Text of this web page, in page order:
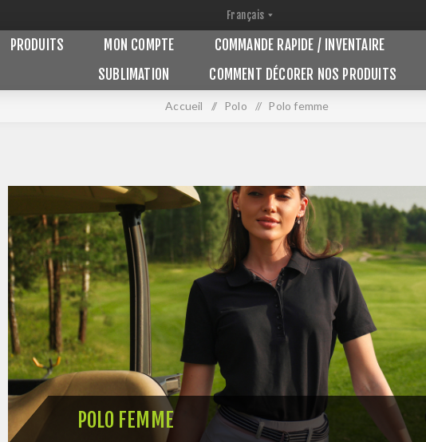
PRODUITS MON COMPTE COMMANDE RAPIDE / INVENTAIRE
SUBLIMATION
COMMENT DÉCORER NOS PRODUITS
Accueil / Polo / Polo femme
POLO FEMME